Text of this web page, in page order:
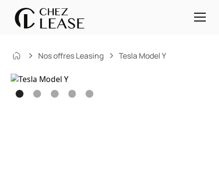
Nos offres Leasing Tesla Model Y